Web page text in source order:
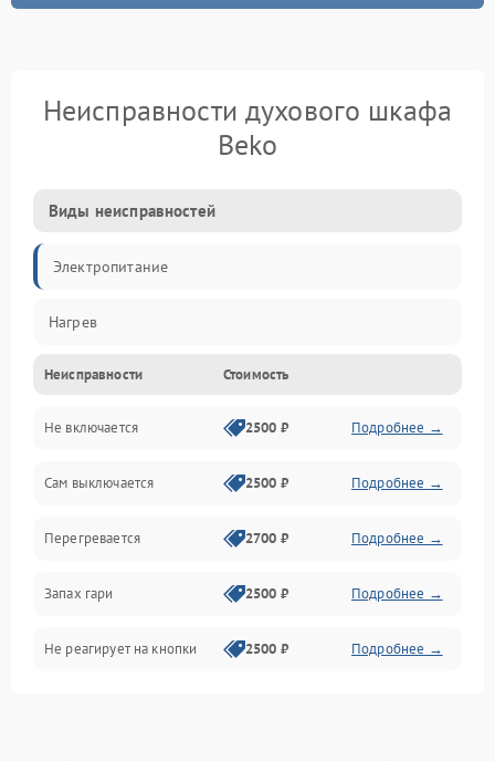
Неисправности духового шкафа
Beko
Виды неисправностей
Электропитание
Нагрев
Неисправности Стоимость
Не включается 2500 ₽ Подробнее →
Сам выключается 2500 ₽ Подробнее →
Перегревается 2700 ₽ Подробнее →
Запах гари 2500 ₽ Подробнее →
Не реагирует на кнопки 2500 ₽ Подробнее →